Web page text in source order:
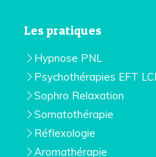
Les pratiques
Hypnose PNL
Psychothérapies EFT
Sophro Relaxation
Somatothérapie
Réflexologie
Aromathérapie